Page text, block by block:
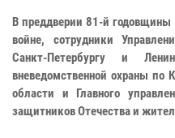
В преддверии 81-й
войне, сотрудники
Санкт-Петербургу и
вневедомственной охраны по
области и Главного
защитников Отечества и